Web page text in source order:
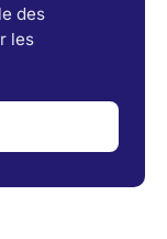
des
les